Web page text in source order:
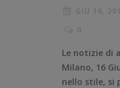
Le notizie di
Milano, 16
nello stile, si